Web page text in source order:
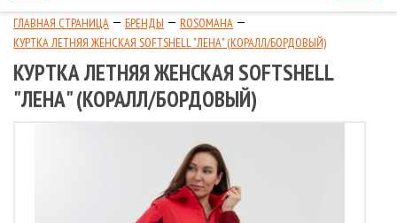
ГЛАВНАЯ СТРАНИЦА БРЕНДЫ
ROSOMAHA
КУРТКА ЛЕТНЯЯ ЖЕНСКАЯ SOFTSHELL "ЛЕНА" (КОРАЛЛ/БОРДОВЫЙ)
КУРТКА ЛЕТНЯЯ ЖЕНСКАЯ SOFTSHELL
"ЛЕНА" (КОРАЛЛ/БОРДОВЫЙ)